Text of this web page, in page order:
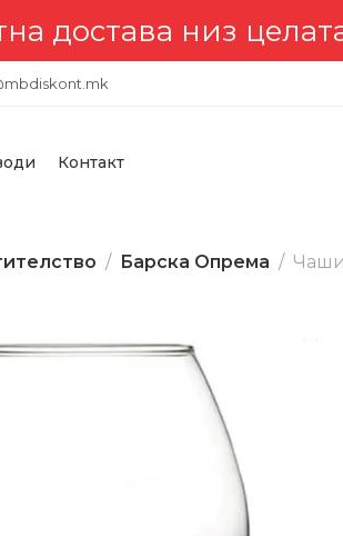
територија 🇲🇰
Контакт
Барска Опрема Чаши